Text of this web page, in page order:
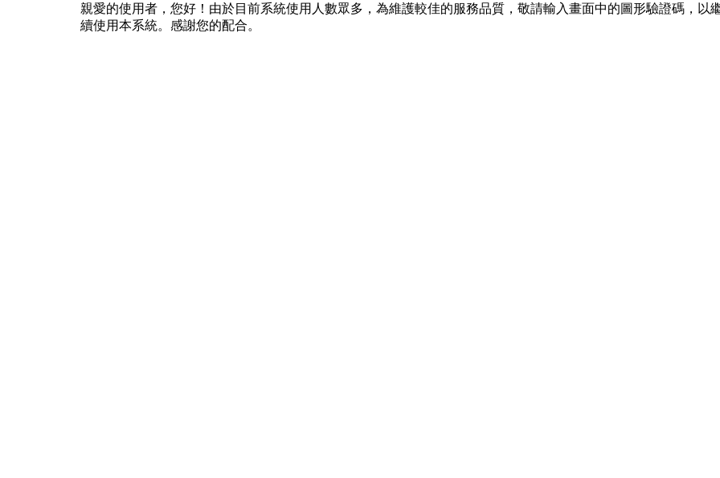
親愛的使用者，您好！由於目前系統使用人數眾多，為維護較佳的服務品質，敬請輸入畫面中的圖形驗證碼，以
續使用本系統。感謝您的配合。